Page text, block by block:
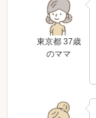
東京都 37歳
のママ